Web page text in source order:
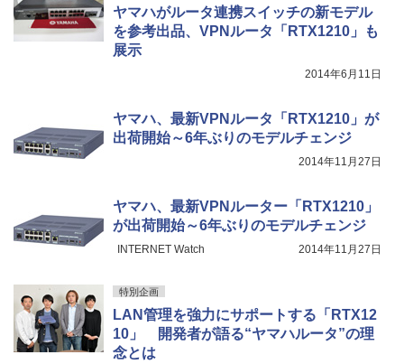
ヤマハがルータ連携スイッチの新モデル
を参考出品、VPNルータ「RTX1210」も
展示
2014年6月11日
ヤマハ、最新VPNルータ「RTX1210」が
出荷開始～6年ぶりのモデルチェンジ
2014年11月27日
ヤマハ、最新VPNルーター「RTX1210」
が出荷開始～6年ぶりのモデルチェンジ
INTERNET Watch 2014年11月27日
特別企画
LAN管理を強力にサポートする「RTX12
10」 開発者が語る“ヤマハルータ”の理
念とは